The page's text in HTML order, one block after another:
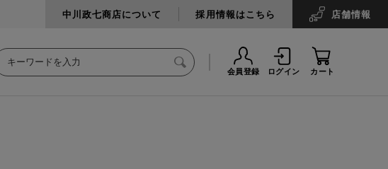
中川政七商店について 採用情報はこちら 店舗情報
会員登録 ログイン カート